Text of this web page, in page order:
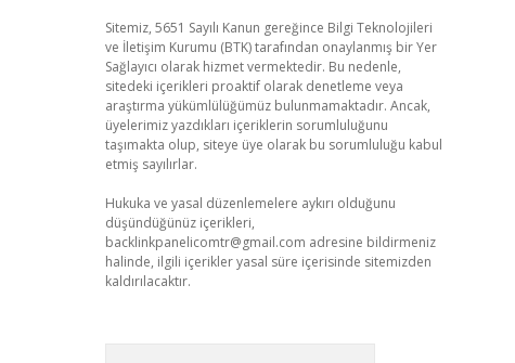
Sitemiz, 5651 Sayılı Kanun gereğince Bilgi Teknolojileri
ve İletişim Kurumu (BTK) tarafından onaylanmış bir Yer
Sağlayıcı olarak hizmet vermektedir. Bu nedenle,
sitedeki içerikleri proaktif olarak denetleme veya
araştırma yükümlülüğümüz bulunmamaktadır. Ancak,
üyelerimiz yazdıkları içeriklerin sorumluluğunu
taşımakta olup, siteye üye olarak bu sorumluluğu kabul
etmiş sayılırlar.
Hukuka ve yasal düzenlemelere aykırı olduğunu
düşündüğünüz içerikleri,
backlinkpanelicomtr@gmail.com adresine bildirmeniz
halinde, ilgili içerikler yasal süre içerisinde sitemizden
kaldırılacaktır.